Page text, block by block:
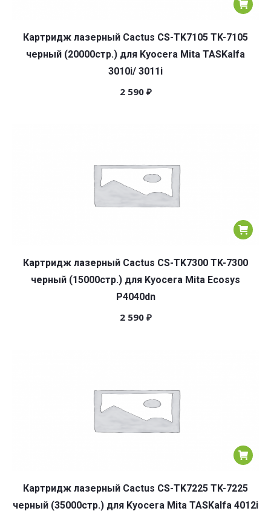
Картридж лазерный Cactus CS-TK7105 TK-7105
черный (20000стр.) для Kyocera Mita TASKalfa
3010i/ 3011i
2 590 ₽
Картридж лазерный Cactus CS-TK7300 TK-7300
черный (15000стр.) для Kyocera Mita Ecosys
P4040dn
2 590 ₽
Картридж лазерный Cactus CS-TK7225 TK-7225
черный (35000стр.) для Kyocera Mita TASKalfa 4012i